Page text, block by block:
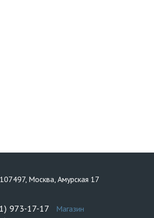
Москва, Амурская 17
973-17-17 Магазин